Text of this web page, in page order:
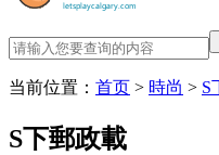
当前位置： 首页 > 時尚 > S
S下郵政載